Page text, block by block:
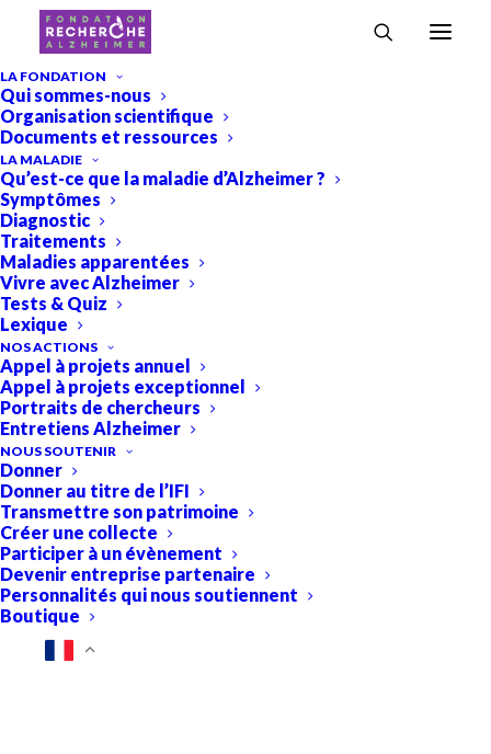
LA FONDATION
Qui sommes-nous
Organisation scientifique
Documents et ressources
LA MALADIE
Qu’est-ce que la maladie d’Alzheimer ?
Symptômes
Diagnostic
Traitements
Maladies apparentées
Vivre avec Alzheimer
Tests & Quiz
Lexique
NOS ACTIONS
Appel à projets annuel
Appel à projets exceptionnel
Portraits de chercheurs
Entretiens Alzheimer
NOUS SOUTENIR
Donner
Donner au titre de l’IFI
Transmettre son patrimoine
Créer une collecte
Participer à un évènement
Devenir entreprise partenaire
Personnalités qui nous soutiennent
Boutique
Tous Projets
améliorer le diagnostic et le suivi de